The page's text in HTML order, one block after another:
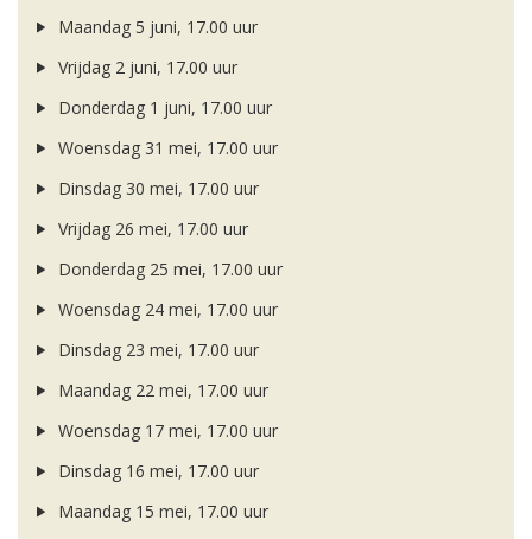
Maandag 5 juni, 17.00 uur
Vrijdag 2 juni, 17.00 uur
Donderdag 1 juni, 17.00 uur
Woensdag 31 mei, 17.00 uur
Dinsdag 30 mei, 17.00 uur
Vrijdag 26 mei, 17.00 uur
Donderdag 25 mei, 17.00 uur
Woensdag 24 mei, 17.00 uur
Dinsdag 23 mei, 17.00 uur
Maandag 22 mei, 17.00 uur
Woensdag 17 mei, 17.00 uur
Dinsdag 16 mei, 17.00 uur
Maandag 15 mei, 17.00 uur